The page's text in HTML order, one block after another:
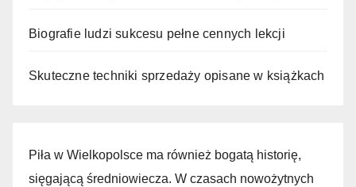
Biografie ludzi sukcesu pełne cennych lekcji
Skuteczne techniki sprzedaży opisane w książkach
Piła w Wielkopolsce ma również bogatą historię,
sięgającą średniowiecza. W czasach nowożytnych